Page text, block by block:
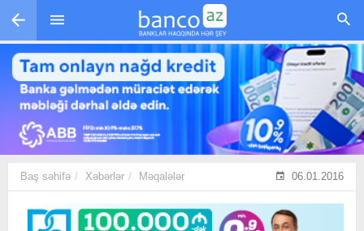
Skip to main content
Baş səhifə Xəbərlər Məqalələr 06.01.2016